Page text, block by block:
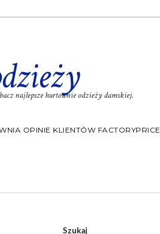
najlepsze hurtownie odzieży damskiej.
OPINIE KLIENTÓW FACTORYPRICE
Szukaj